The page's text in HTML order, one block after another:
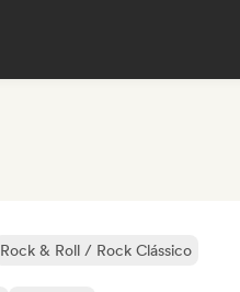
Rock & Roll / Rock Clássico